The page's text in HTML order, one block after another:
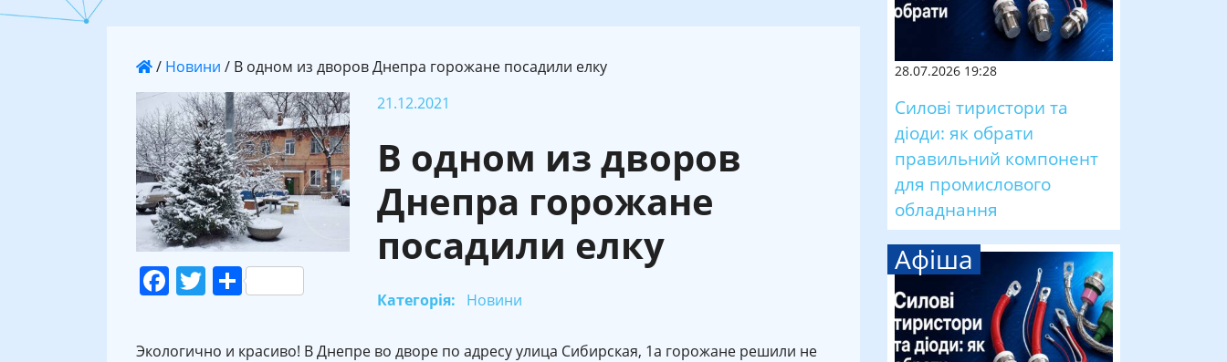
/ Новини / В одном из дворов Днепра горожане посадили елку
Facebook
Twitter
Поділитися
21.12.2021
В одном из дворов
Днепра горожане
посадили елку
Категорія: Новини
Экологично и красиво! В Днепре во дворе по адресу улица Сибирская, 1а горожане решили не
28.07.2026 19:28
Силові тиристори та
діоди: як обрати
правильний компонент
для промислового
обладнання
Афіша